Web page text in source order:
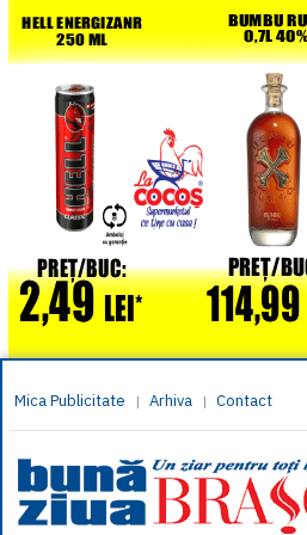
Mica Publicitate | Arhiva | Contact